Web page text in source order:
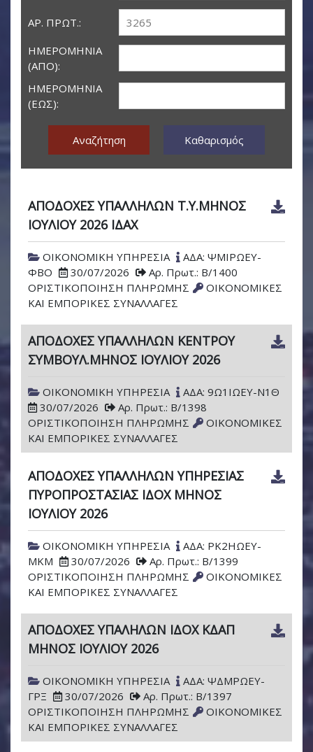
ΑΡ. ΠΡΩΤ.:
ΗΜΕΡΟΜΗΝΊΑ
(ΑΠΌ):
ΗΜΕΡΟΜΗΝΊΑ
(ΈΩΣ):
Αναζήτηση Καθαρισμός
ΑΠΟΔΟΧΕΣ ΥΠΑΛΛΗΛΩΝ Τ.Υ.ΜΗΝΟΣ
ΙΟΥΛΙΟΥ 2026 ΙΔΑΧ
ΟΙΚΟΝΟΜΙΚΗ ΥΠΗΡΕΣΙΑ
ΑΔΑ: ΨΜΙΡΩΕΥ-
ΦΒΟ
30/07/2026
Αρ. Πρωτ.: Β/1400
ΟΡΙΣΤΙΚΟΠΟΙΗΣΗ ΠΛΗΡΩΜΗΣ
ΟΙΚΟΝΟΜΙΚΕΣ
ΚΑΙ ΕΜΠΟΡΙΚΕΣ ΣΥΝΑΛΛΑΓΕΣ
ΑΠΟΔΟΧΕΣ ΥΠΑΛΛΗΛΩΝ ΚΕΝΤΡΟΥ
ΣΥΜΒΟΥΛ.ΜΗΝΟΣ ΙΟΥΛΙΟΥ 2026
ΟΙΚΟΝΟΜΙΚΗ ΥΠΗΡΕΣΙΑ
ΑΔΑ: 9Ω1ΙΩΕΥ-Ν1Θ
30/07/2026
Αρ. Πρωτ.: Β/1398
ΟΡΙΣΤΙΚΟΠΟΙΗΣΗ ΠΛΗΡΩΜΗΣ
ΟΙΚΟΝΟΜΙΚΕΣ
ΚΑΙ ΕΜΠΟΡΙΚΕΣ ΣΥΝΑΛΛΑΓΕΣ
ΑΠΟΔΟΧΕΣ ΥΠΑΛΛΗΛΩΝ ΥΠΗΡΕΣΙΑΣ
ΠΥΡΟΠΡΟΣΤΑΣΙΑΣ ΙΔΟΧ ΜΗΝΟΣ
ΙΟΥΛΙΟΥ 2026
ΟΙΚΟΝΟΜΙΚΗ ΥΠΗΡΕΣΙΑ
ΑΔΑ: ΡΚ2ΗΩΕΥ-
ΜΚΜ
30/07/2026
Αρ. Πρωτ.: Β/1399
ΟΡΙΣΤΙΚΟΠΟΙΗΣΗ ΠΛΗΡΩΜΗΣ
ΟΙΚΟΝΟΜΙΚΕΣ
ΚΑΙ ΕΜΠΟΡΙΚΕΣ ΣΥΝΑΛΛΑΓΕΣ
ΑΠΟΔΟΧΕΣ ΥΠΑΛΗΛΩΝ ΙΔΟΧ ΚΔΑΠ
ΜΗΝΟΣ ΙΟΥΛΙΟΥ 2026
ΟΙΚΟΝΟΜΙΚΗ ΥΠΗΡΕΣΙΑ
ΑΔΑ: ΨΔΜΡΩΕΥ-
ΓΡΞ
30/07/2026
Αρ. Πρωτ.: Β/1397
ΟΡΙΣΤΙΚΟΠΟΙΗΣΗ ΠΛΗΡΩΜΗΣ
ΟΙΚΟΝΟΜΙΚΕΣ
ΚΑΙ ΕΜΠΟΡΙΚΕΣ ΣΥΝΑΛΛΑΓΕΣ